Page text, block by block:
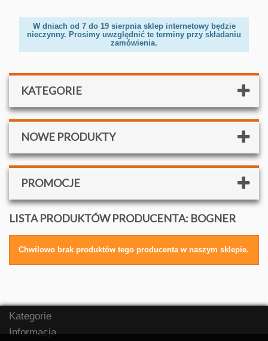
W dniach od 7 do 19 sierpnia sklep internetowy będzie
nieczynny. Prosimy uwzględnić te terminy przy składaniu
zamówienia.
KATEGORIE
NOWE PRODUKTY
PROMOCJE
LISTA PRODUKTÓW PRODUCENTA: BOGNER
Chwilowo brak produktów tego producenta w naszym sklepie.
Kategorie
Informacja